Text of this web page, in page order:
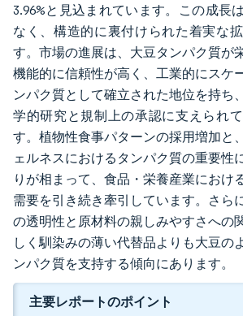
3.96%と見込まれています。この成長
なく、構造的に裏付けられた着実な
す。市場の進展は、大豆タンパク質が
機能的に信頼性が高く、工業的にスケ
ンパク質として確立された地位を持ち
学的研究と規制上の承認に支えられ
す。植物性食事パターンの採用増加と
ェルネスにおけるタンパク質の重要性
りが相まって、食品・栄養産業におけ
需要を引き続き牽引しています。さら
の透明性と原材料の親しみやすさへの
しく馴染みの薄い代替品よりも大豆の
ンパク質を支持する傾向にあります。
主要レポートのポイント